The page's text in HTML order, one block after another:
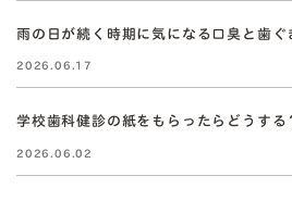
雨の日が続く時期に気になる口臭と歯ぐ
2026.06.17
学校歯科健診の紙をもらったらどうする
2026.06.02